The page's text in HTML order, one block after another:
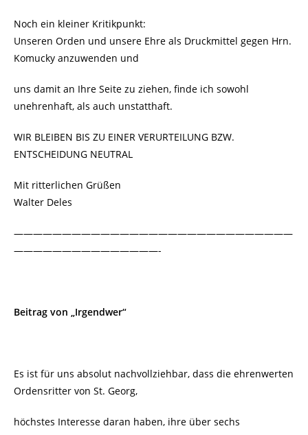
Noch ein kleiner Kritikpunkt:
Unseren Orden und unsere Ehre als Druckmittel gegen Hrn.
Komucky anzuwenden und
uns damit an Ihre Seite zu ziehen, finde ich sowohl
unehrenhaft, als auch unstatthaft.
WIR BLEIBEN BIS ZU EINER VERURTEILUNG BZW.
ENTSCHEIDUNG NEUTRAL
Mit ritterlichen Grüßen
Walter Deles
—————————————————————————————
———————————————-
Beitrag von „Irgendwer“
Es ist für uns absolut nachvollziehbar, dass die ehrenwerten
Ordensritter von St. Georg,
höchstes Interesse daran haben, ihre über sechs